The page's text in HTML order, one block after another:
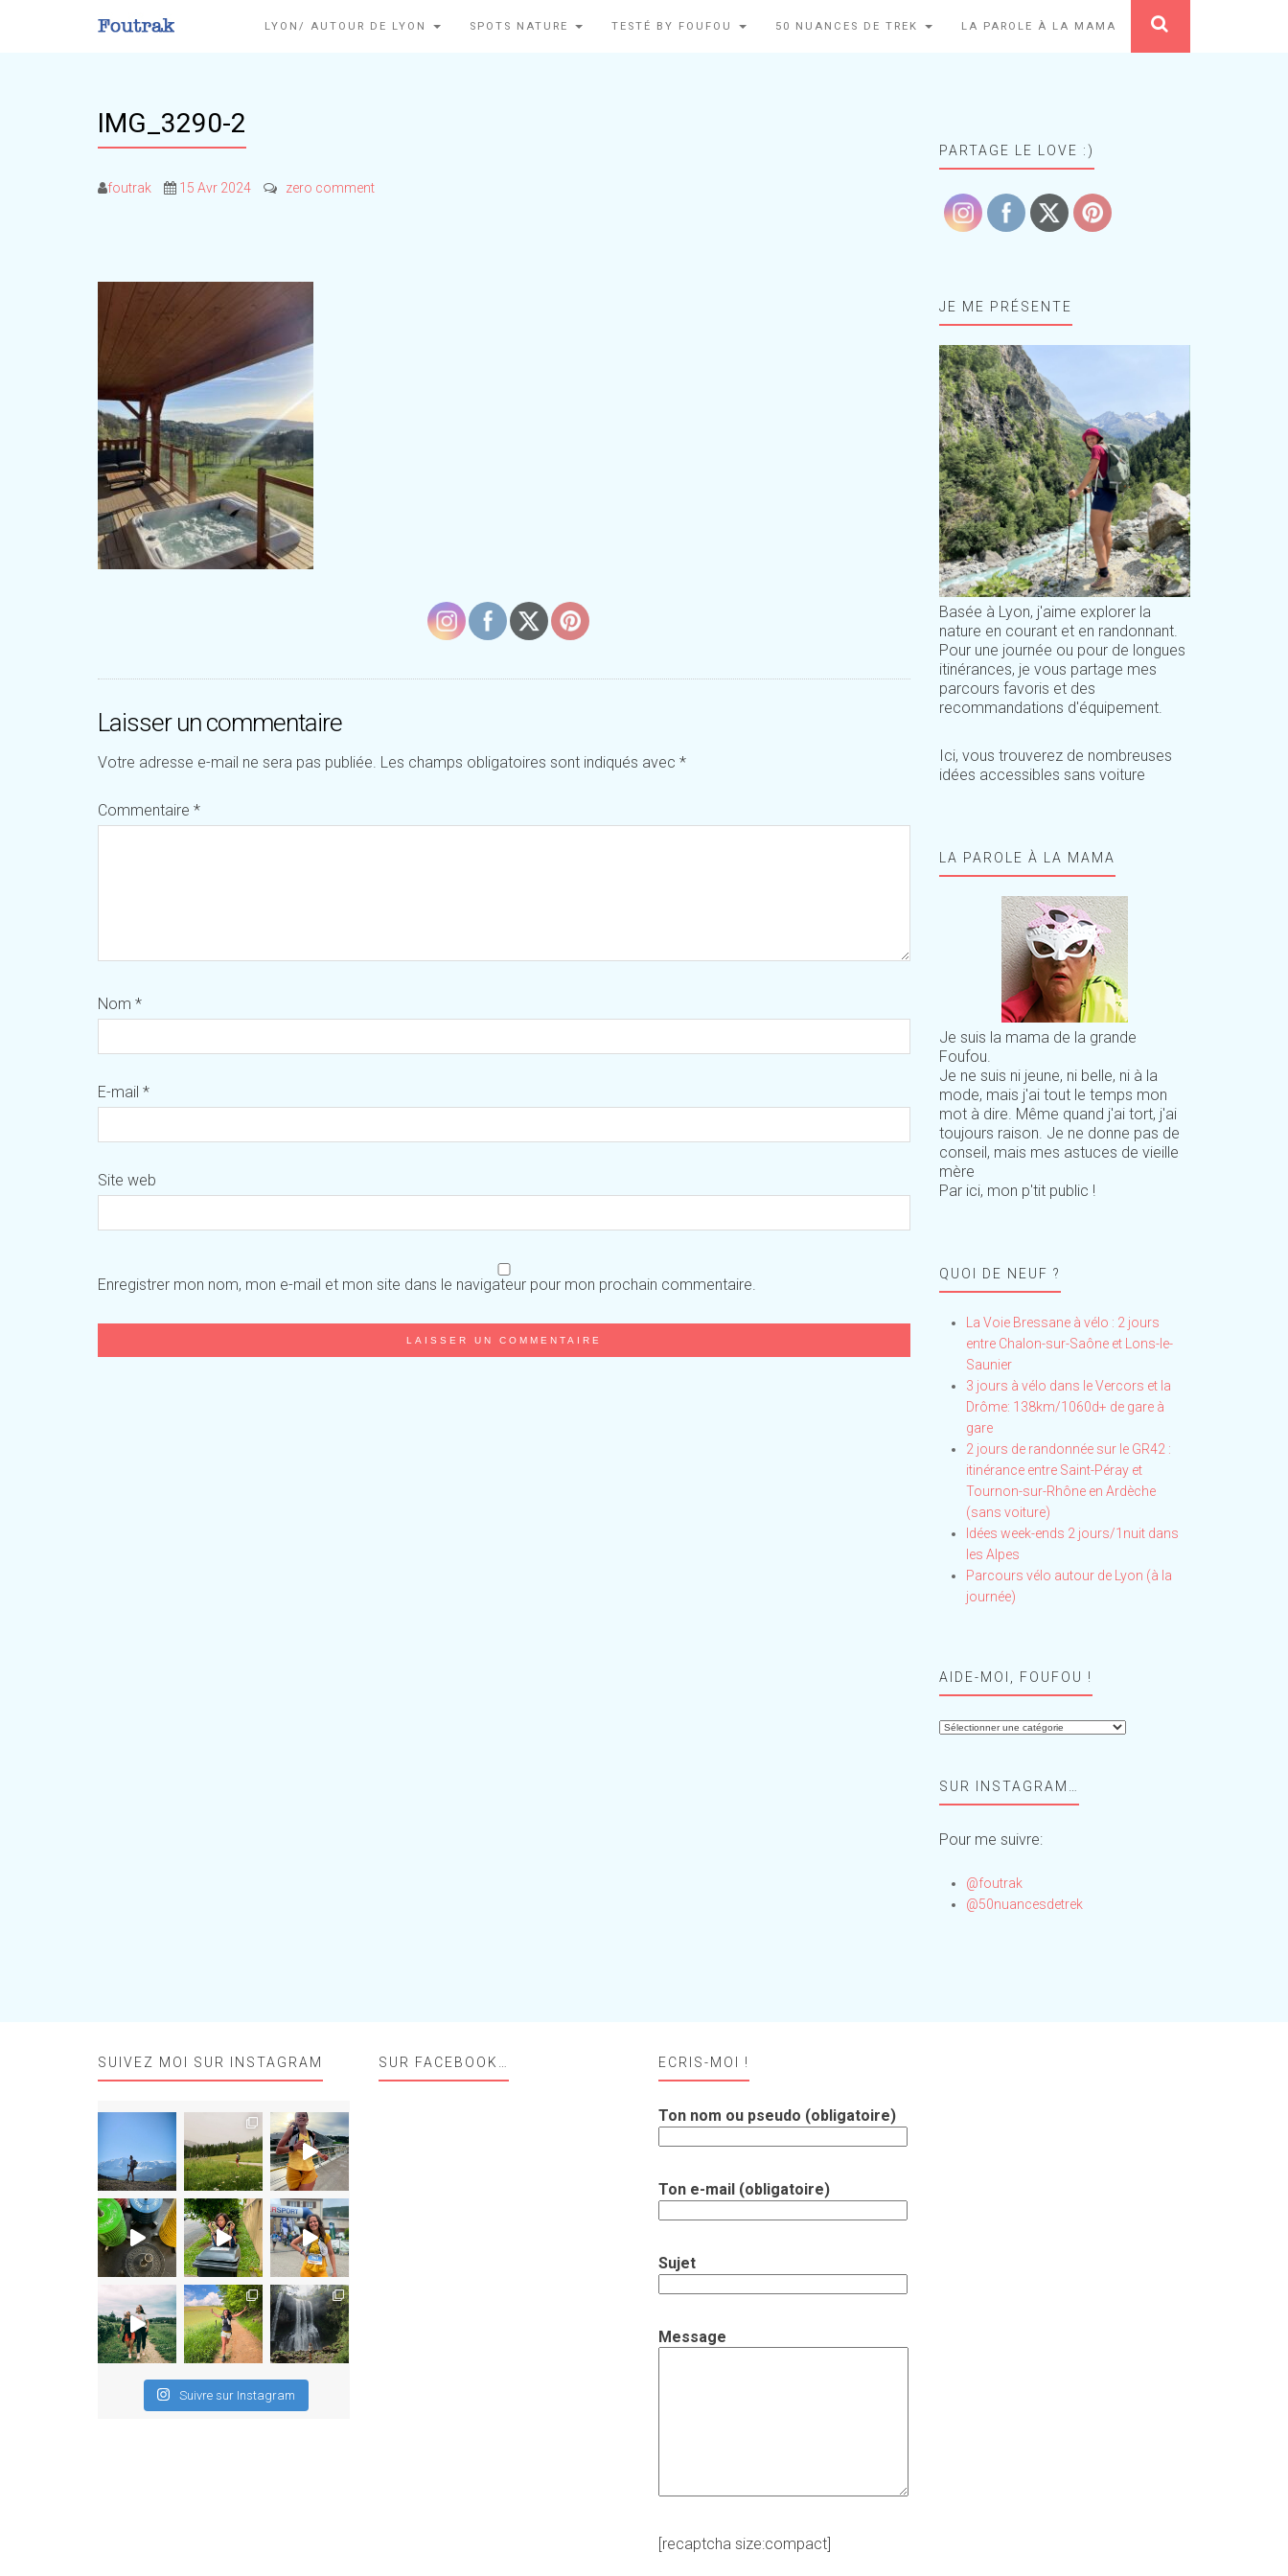
LYON/ AUTOUR DE LYON SPOTS NATURE TESTÉ BY FOUFOU 50 NUANCES DE TREK LA PAROLE À LA MAMA
IMG_3290-2
foutrak 15 Avr 2024 zero comment
Laisser un commentaire
Votre adresse e-mail ne sera pas publiée. Les champs obligatoires sont indiqués avec *
Commentaire *
Nom *
E-mail *
Site web
Enregistrer mon nom, mon e-mail et mon site dans le navigateur pour mon prochain commentaire.
PARTAGE LE LOVE :)
JE ME PRÉSENTE
Basée à Lyon, j'aime explorer la
nature en courant et en randonnant.
Pour une journée ou pour de longues
itinérances, je vous partage mes
parcours favoris et des
recommandations d'équipement.
Ici, vous trouverez de nombreuses
idées accessibles sans voiture
LA PAROLE À LA MAMA
Je suis la mama de la grande
Foufou.
Je ne suis ni jeune, ni belle, ni à la
mode, mais j'ai tout le temps mon
mot à dire. Même quand j'ai tort, j'ai
toujours raison. Je ne donne pas de
conseil, mais mes astuces de vieille
mère
Par ici, mon p'tit public !
QUOI DE NEUF ?
La Voie Bressane à vélo : 2 jours
entre Chalon-sur-Saône et Lons-le-
Saunier
3 jours à vélo dans le Vercors et la
Drôme: 138km/1060d+ de gare à
gare
2 jours de randonnée sur le GR42 :
itinérance entre Saint-Péray et
Tournon-sur-Rhône en Ardèche
(sans voiture)
Idées week-ends 2 jours/1nuit dans
les Alpes
Parcours vélo autour de Lyon (à la
journée)
AIDE-MOI, FOUFOU !
Aide-
!SUR INSTAGRAM…
Pour me suivre:
@foutrak
@50nuancesdetrek
SUIVEZ MOI SUR INSTAGRAM
Suivre sur Instagram
SUR FACEBOOK… ECRIS-MOI !
Ton nom ou pseudo (obligatoire)
Ton e-mail (obligatoire)
Sujet
Message
[recaptcha size:compact]